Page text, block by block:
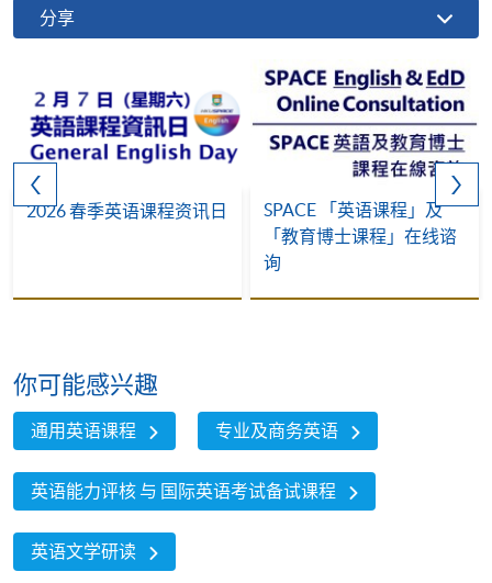
分享
2026 春季英语课程资讯日
SPACE 「英语课程」及
「教育博士课程」在线谘
询
你可能感兴趣
通用英语课程 专业及商务英语
英语能力评核 与 国际英语考试备试课程
英语文学研读